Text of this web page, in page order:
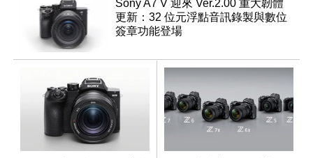
Sony A7 V 迎來 Ver.2.00 重大韌體
更新：32 位元浮點音訊錄製與數位
簽章功能登場